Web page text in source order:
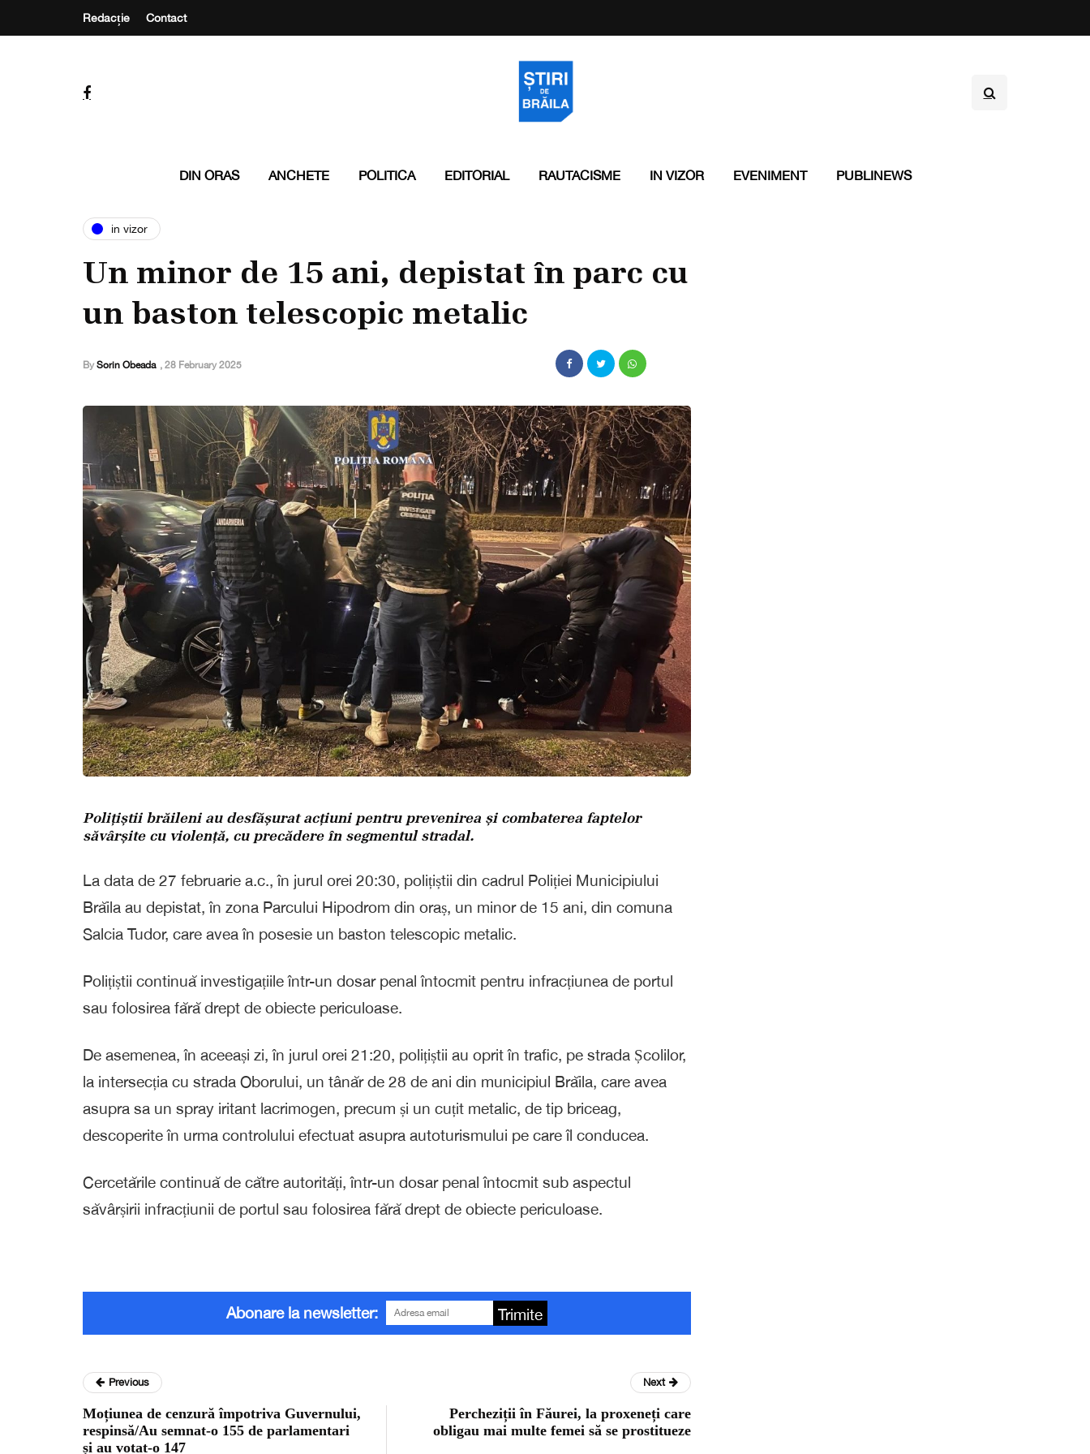
Redacție Contact
DIN ORAS ANCHETE POLITICA EDITORIAL RAUTACISME IN VIZOR EVENIMENT PUBLINEWS
in vizor
Un minor de 15 ani, depistat în parc cu
un baston telescopic metalic
By Sorin Obeada , 28 February 2025
Polițiștii brăileni au desfășurat acțiuni pentru prevenirea și combaterea faptelor
săvârșite cu violență, cu precădere în segmentul stradal.
La data de 27 februarie a.c., în jurul orei 20:30, polițiștii din cadrul Poliției Municipiului
Brăila au depistat, în zona Parcului Hipodrom din oraș, un minor de 15 ani, din comuna
Salcia Tudor, care avea în posesie un baston telescopic metalic.
Polițiștii continuă investigațiile într-un dosar penal întocmit pentru infracțiunea de portul
sau folosirea fără drept de obiecte periculoase.
De asemenea, în aceeași zi, în jurul orei 21:20, polițiștii au oprit în trafic, pe strada Școlilor,
la intersecția cu strada Oborului, un tânăr de 28 de ani din municipiul Brăila, care avea
asupra sa un spray iritant lacrimogen, precum și un cuțit metalic, de tip briceag,
descoperite în urma controlului efectuat asupra autoturismului pe care îl conducea.
Cercetările continuă de către autorități, într-un dosar penal întocmit sub aspectul
săvârșirii infracțiunii de portul sau folosirea fără drept de obiecte periculoase.
Abonare la newsletter: Trimite
Previous
Moțiunea de cenzură împotriva Guvernului,
respinsă/Au semnat-o 155 de parlamentari
și au votat-o 147
Next
Percheziții în Făurei, la proxeneți care
obligau mai multe femei să se prostitueze